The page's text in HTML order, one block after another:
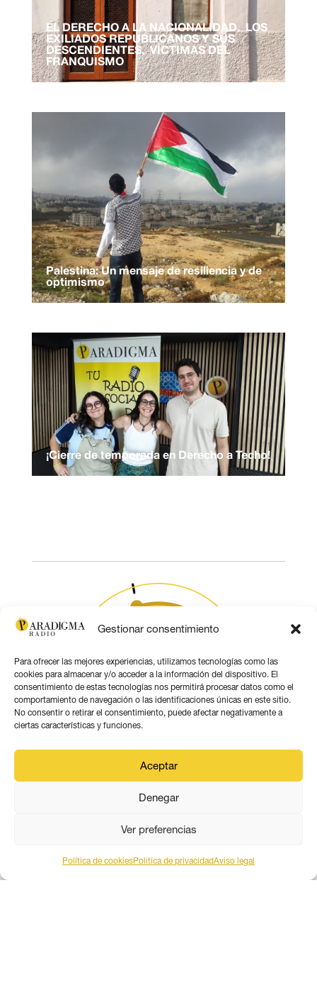
Gestionar consentimiento
Para ofrecer las mejores experiencias, utilizamos tecnologías como las
cookies para almacenar y/o acceder a la información del dispositivo. El
consentimiento de estas tecnologías nos permitirá procesar datos como el
comportamiento de navegación o las identificaciones únicas en este sitio.
No consentir o retirar el consentimiento, puede afectar negativamente a
ciertas características y funciones.
Aceptar
Denegar
Ver preferencias
Política de cookiesPolitica de privacidadAviso legal
EL DERECHO A LA NACIONALIDAD. LOS
EXILIADOS REPUBLICANOS Y SUS
DESCENDIENTES, VÍCTIMAS DEL
FRANQUISMO
Palestina: Un mensaje de resiliencia y de
optimismo
¡Cierre de temporada en Derecho a Techo!
Este obra está bajo unalicencia de Creative Commons